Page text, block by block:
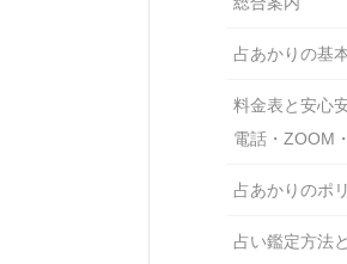
占あかりの基
料金表と
電話・ZOOM
占あかりのポ
占い鑑定方法